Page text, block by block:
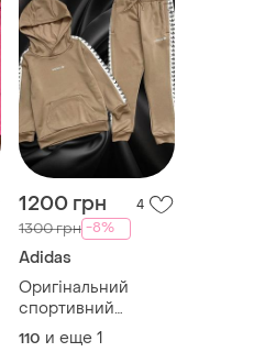
1200 грн 4
1300 грн -8%
Adidas
Оригінальний
спортивний
костюм adidas
110 и еще 1